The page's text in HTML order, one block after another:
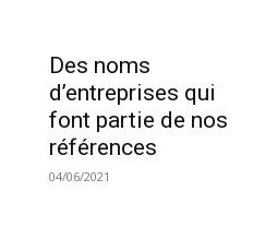
Des noms
d’entreprises qui
font partie de nos
références
04/06/2021